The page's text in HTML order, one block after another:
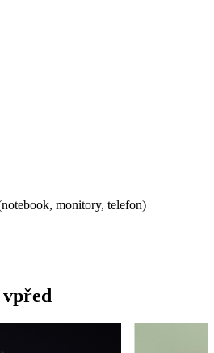
monitory, telefon)
vpřed